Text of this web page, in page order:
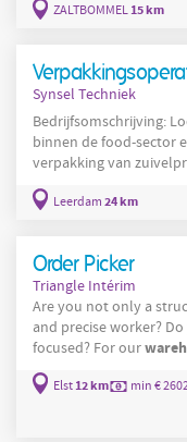
prettig voelen in een
logistiekcentrum dat
ZALTBOMMEL15 km
Synsel Techniek
Bedrijfsomschrijving: Locatie: Leerdam. Deze organisatie opereert
binnen de food-sector
verpakking van
productielocatie. In
gestandaardiseerde
voedselveiligheid,
voeren
Leerdam 24 km
Order Picker
Triangle Intérim
Are you not only a
and precise worker?
focused? For our
for an order
like something for you? Then read
, you are
the correct orders.
Elst12 km min €